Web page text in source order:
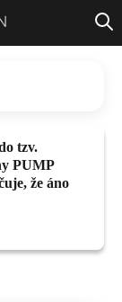
tzv.
PUMP
že áno